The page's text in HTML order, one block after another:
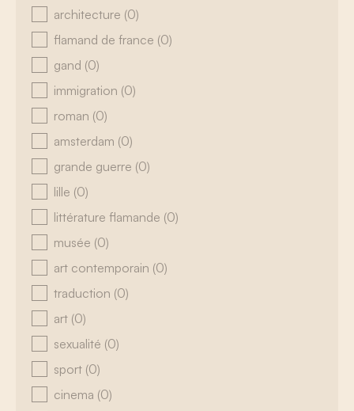
architecture (0)
flamand de france (0)
gand (0)
immigration (0)
roman (0)
amsterdam (0)
grande guerre (0)
lille (0)
littérature flamande (0)
musée (0)
art contemporain (0)
traduction (0)
art (0)
sexualité (0)
sport (0)
cinema (0)